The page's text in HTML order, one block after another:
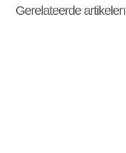
Gerelateerde artikelen